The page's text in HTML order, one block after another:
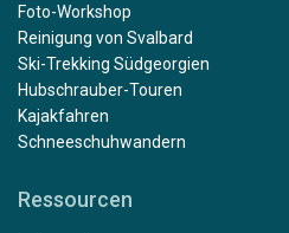
Foto-Workshop
Reinigung von Svalbard
Ski-Trekking Südgeorgien
Hubschrauber-Touren
Kajakfahren
Schneeschuhwandern
Ressourcen